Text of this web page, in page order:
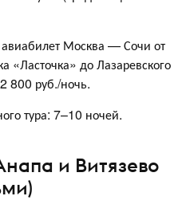
авиабилет Москва — Сочи от
«Ласточка» до Лазаревского
800 руб./ночь.
тура: 7–10 ночей.
и Витязево